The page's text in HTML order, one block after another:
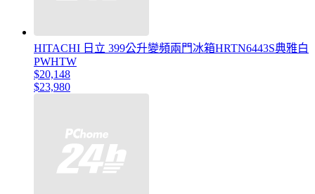
HITACHI 日立 399公升變頻兩門冰箱HRTN6443S典雅白
PWHTW
$20,148
$23,980